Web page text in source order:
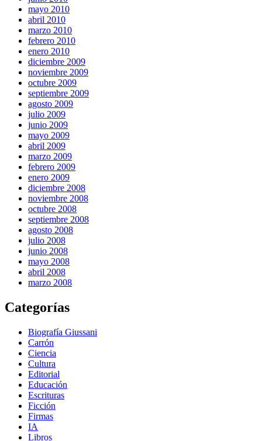
mayo 2010
abril 2010
marzo 2010
febrero 2010
enero 2010
diciembre 2009
noviembre 2009
octubre 2009
septiembre 2009
agosto 2009
julio 2009
junio 2009
mayo 2009
abril 2009
marzo 2009
febrero 2009
enero 2009
diciembre 2008
noviembre 2008
octubre 2008
septiembre 2008
agosto 2008
julio 2008
junio 2008
mayo 2008
abril 2008
marzo 2008
Categorías
Biografía Giussani
Carrón
Ciencia
Cultura
Editorial
Educación
Escrituras
Ficción
Firmas
IA
Libros